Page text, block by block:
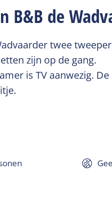
B&B de
twee
zijn op de gang.
is TV aanwezig.